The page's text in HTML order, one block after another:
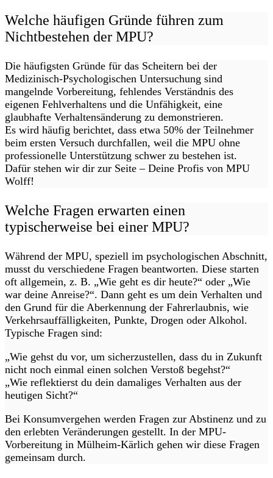
Welche häufigen Gründe führen zum
Nichtbestehen der MPU?
Die häufigsten Gründe für das Scheitern bei der
Medizinisch-Psychologischen Untersuchung sind
mangelnde Vorbereitung, fehlendes Verständnis des
eigenen Fehlverhaltens und die Unfähigkeit, eine
glaubhafte Verhaltensänderung zu demonstrieren.
Es wird häufig berichtet, dass etwa 50% der Teilnehmer
beim ersten Versuch durchfallen, weil die MPU ohne
professionelle Unterstützung schwer zu bestehen ist.
Dafür stehen wir dir zur Seite – Deine Profis von MPU
Wolff!
Welche Fragen erwarten einen
typischerweise bei einer MPU?
Während der MPU, speziell im psychologischen Abschnitt,
musst du verschiedene Fragen beantworten. Diese starten
oft allgemein, z. B. „Wie geht es dir heute?“ oder „Wie
war deine Anreise?“. Dann geht es um dein Verhalten und
den Grund für die Aberkennung der Fahrerlaubnis, wie
Verkehrsauffälligkeiten, Punkte, Drogen oder Alkohol.
Typische Fragen sind:
„Wie gehst du vor, um sicherzustellen, dass du in Zukunft
nicht noch einmal einen solchen Verstoß begehst?“
„Wie reflektierst du dein damaliges Verhalten aus der
heutigen Sicht?“
Bei Konsumvergehen werden Fragen zur Abstinenz und zu
den erlebten Veränderungen gestellt. In der MPU-
Vorbereitung in Mülheim-Kärlich gehen wir diese Fragen
gemeinsam durch.